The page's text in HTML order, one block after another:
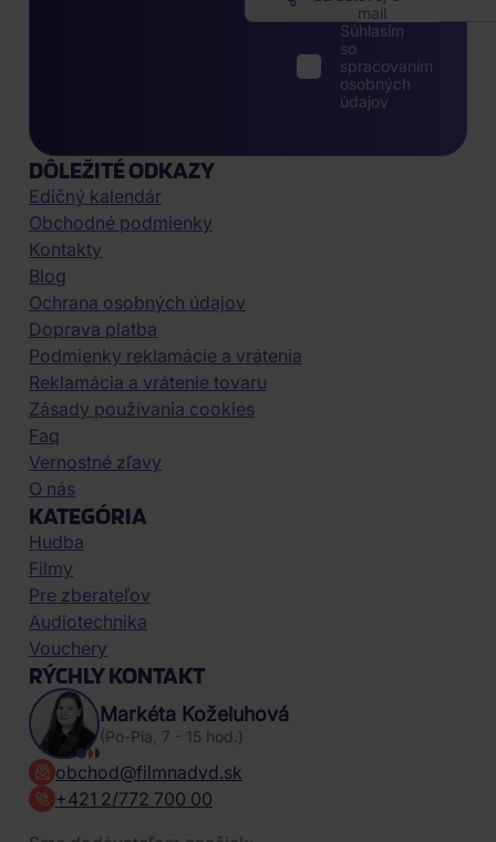
mail
Súhlasím
so
spracovaním
osobných
údajov
DÔLEŽITÉ ODKAZY
Edičný kalendár
Obchodné podmienky
Kontakty
Blog
Ochrana osobných údajov
Doprava platba
Podmienky reklamácie a vrátenia
Reklamácia a vrátenie tovaru
Zásady používania cookies
Faq
Vernostné zľavy
O nás
KATEGÓRIA
Hudba
Filmy
Pre zberateľov
Audiotechnika
Vouchery
RÝCHLY KONTAKT
Markéta Koželuhová
(Po-Pia, 7 - 15 hod.)
obchod@filmnadvd.sk
+421 2/772 700 00